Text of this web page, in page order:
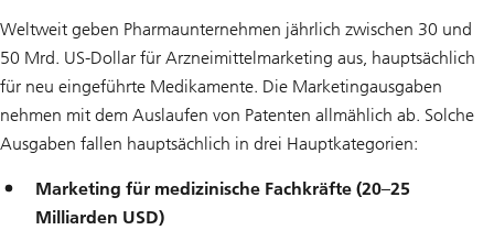
Weltweit geben Pharmaunternehmen jährlich zwischen 30 und
50 Mrd. US-Dollar für Arzneimittelmarketing aus, hauptsächlich
für neu eingeführte Medikamente. Die Marketingausgaben
nehmen mit dem Auslaufen von Patenten allmählich ab. Solche
Ausgaben fallen hauptsächlich in drei Hauptkategorien:
Marketing für medizinische Fachkräfte (20–25
Milliarden USD)